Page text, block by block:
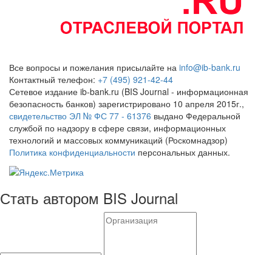
Все вопросы и пожелания присылайте на info@ib-bank.ru
Контактный телефон: +7 (495) 921-42-44
Сетевое издание ib-bank.ru (BIS Journal - информационная
безопасность банков) зарегистрировано 10 апреля 2015г.,
свидетельство ЭЛ № ФС 77 - 61376 выдано Федеральной
службой по надзору в сфере связи, информационных
технологий и массовых коммуникаций (Роскомнадзор)
Политика конфиденциальности персональных данных.
Стать автором BIS Journal